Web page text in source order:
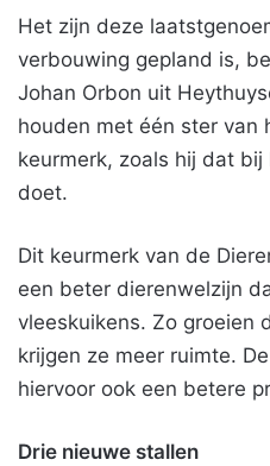
Het zijn deze
verbouwing gepland is,
Johan Orbon uit
houden met één ster van
keurmerk, zoals hij dat
doet.
Dit keurmerk van de
een beter dierenwelzijn
vleeskuikens. Zo groeien
krijgen ze meer ruimte.
hiervoor ook een betere
Drie nieuwe stallen